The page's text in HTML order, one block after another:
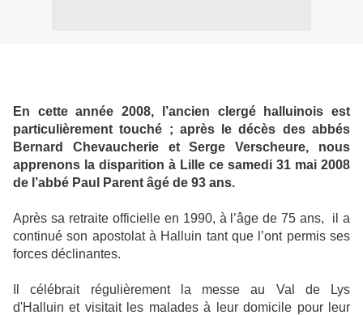
En cette année 2008, l’ancien clergé halluinois est
particulièrement touché ; après le décès des abbés
Bernard Chevaucherie et Serge Verscheure, nous
apprenons la disparition à Lille ce samedi 31 mai 2008
de l’abbé Paul Parent âgé de 93 ans.
Après sa retraite officielle en 1990, à l’âge de 75 ans, il a
continué son apostolat à Halluin tant que l’ont permis ses
forces déclinantes.
Il célébrait régulièrement la messe au Val de Lys
d'Halluin et visitait les malades à leur domicile pour leur